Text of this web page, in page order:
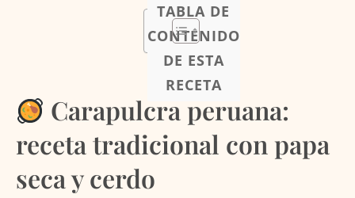
TABLA DE
CONTENIDO
DE ESTA
RECETA
Carapulcra peruana:
receta tradicional con papa
seca y cerdo